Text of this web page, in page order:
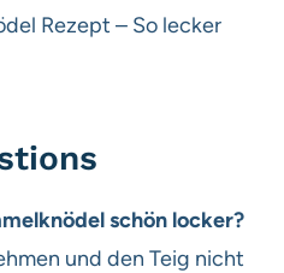
schön locker?
und den Teig nicht